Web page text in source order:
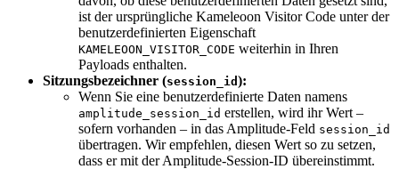
ist der ursprüngliche Kameleoon Visitor Code unter der
benutzerdefinierten Eigenschaft
KAMELEOON_VISITOR_CODE weiterhin in Ihren
Payloads enthalten.
Sitzungsbezeichner (session_id ):
Wenn Sie eine benutzerdefinierte Daten namens
amplitude_session_id erstellen, wird ihr Wert –
sofern vorhanden – in das Amplitude-Feld session_id
übertragen. Wir empfehlen, diesen Wert so zu setzen,
dass er mit der Amplitude-Session-ID übereinstimmt.